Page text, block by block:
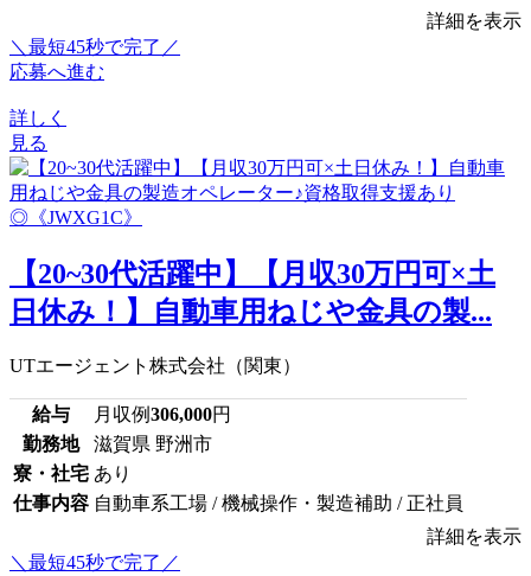
詳細を表示
＼最短45秒で完了／
応募へ進む
詳しく
見る
【20~30代活躍中】【月収30万円可×土
日休み！】自動車用ねじや金具の製...
UTエージェント株式会社（関東）
給与 月収例306,000円
勤務地
滋賀県 野洲市
寮・社宅 あり
仕事内容 自動車系工場 / 機械操作・製造補助 / 正社員
詳細を表示
＼最短45秒で完了／